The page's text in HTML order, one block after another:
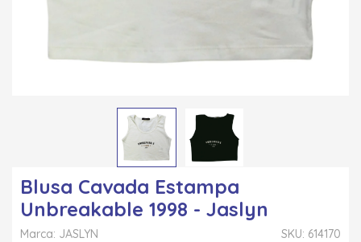
Blusa Cavada Estampa
Unbreakable 1998 - Jaslyn
SKU: 614170
Marca: JASLYN